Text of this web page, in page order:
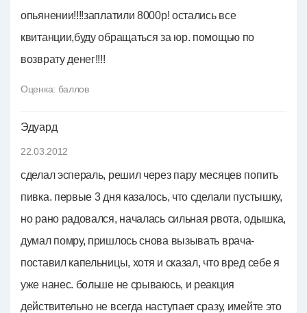
опьянении!!!!заплатили 8000р! остались все
квитанции,буду обращаться за юр. помощью по
возврату денег!!!!
Оценка: баллов
Эдуард
22.03.2012
сделал эспераль, решил через пару месяцев попить
пивка. первые 3 дня казалось, что сделали пустышку,
но рано радовался, началась сильная рвота, одышка,
думал помру, пришлось снова вызывать врача-
поставил капельницы, хотя и сказал, что вред себе я
уже нанес. больше не срываюсь, и реакция
действительно не всегда наступает сразу, имейте это